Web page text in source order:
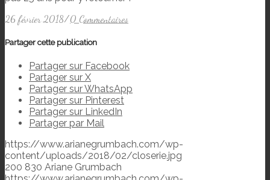
26 février 2018/0 Commentaires
Partager cette publication
Partager sur Facebook
Partager sur X
Partager sur WhatsApp
Partager sur Pinterest
Partager sur LinkedIn
Partager par Mail
https://www.arianegrumbach.com/wp-
content/uploads/2018/02/closerie.jpg
200 830 Ariane Grumbach